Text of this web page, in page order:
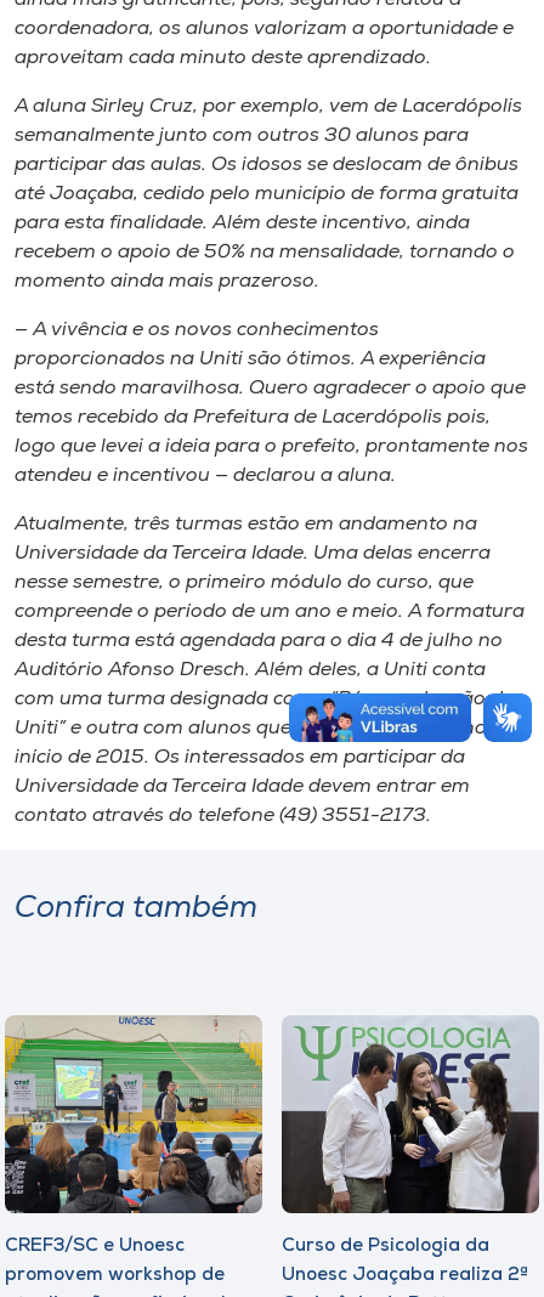
coordenadora, os alunos valorizam a oportunidade e
aproveitam cada minuto deste aprendizado.
A aluna Sirley Cruz, por exemplo, vem de Lacerdópolis
semanalmente junto com outros 30 alunos para
participar das aulas. Os idosos se deslocam de ônibus
até Joaçaba, cedido pelo município de forma gratuita
para esta finalidade. Além deste incentivo, ainda
recebem o apoio de 50% na mensalidade, tornando o
momento ainda mais prazeroso.
— A vivência e os novos conhecimentos
proporcionados na Uniti são ótimos. A experiência
está sendo maravilhosa. Quero agradecer o apoio que
temos recebido da Prefeitura de Lacerdópolis pois,
logo que levei a ideia para o prefeito, prontamente nos
atendeu e incentivou — declarou a aluna.
Atualmente, três turmas estão em andamento na
Universidade da Terceira Idade. Uma delas encerra
nesse semestre, o primeiro módulo do curso, que
compreende o período de um ano e meio. A formatura
desta turma está agendada para o dia 4 de julho no
Auditório Afonso Dresch. Além deles, a Uniti conta
com uma turma designada como “Pós-graduação da
Uniti” e outra com alunos que iniciaram o curso no
início de 2015. Os interessados em participar da
Universidade da Terceira Idade devem entrar em
contato através do telefone (49) 3551-2173.
Confira também
CREF3/SC e Unoesc
promovem workshop de
Curso de Psicologia da
Unoesc Joaçaba realiza 2ª